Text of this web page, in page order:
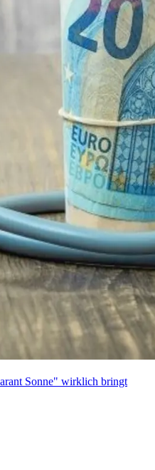
Sonne" wirklich bringt